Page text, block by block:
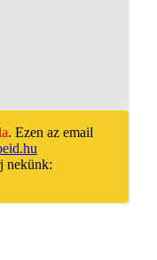
. Ezen az email
nekünk: